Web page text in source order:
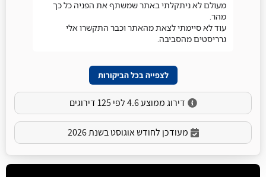
מעולם לא ניתקלתי באתר שמשתף את הפניה כל כך
מהר.
עוד לא סיימתי לצאת מהאתר וכבר התקשרו אלי
גרריסטים מהסביבה.
לצפייה בכל הביקורות
דירוג ממוצע 4.6 לפי 125 דירוגים
מעודכן לחודש אוגוסט בשנת 2026